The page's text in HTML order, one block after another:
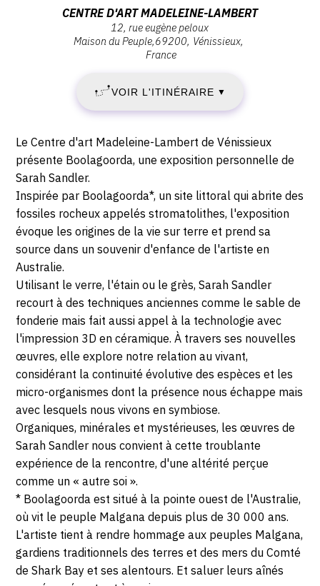
16
SEPTEMBRE
2021
-
SAMEDI
NOVEMBRE
2021
Vendredi
septembre
Adresse
rue
Eugène
Peloux,
69200
Vénissieux
CENTRE D'ART MADELEINE-LAMBERT
12, rue eugène peloux
Maison du Peuple 69200 Vénissieux
France
VOIR L'ITINÉRAIRE ▼
Description,
horaires...
Le Centre d'art Madeleine-Lambert de Vénissieux
présente Boolagoorda, une exposition personnelle de
Sarah Sandler.
Inspirée par Boolagoorda*, un site littoral qui abrite des
fossiles rocheux appelés stromatolithes, l'exposition
évoque les origines de la vie sur terre et prend sa
source dans un souvenir d'enfance de l'artiste en
Australie.
Utilisant le verre, l'étain ou le grès, Sarah Sandler
recourt à des techniques anciennes comme le sable de
fonderie mais fait aussi appel à la technologie avec
l'impression 3D en céramique. À travers ses nouvelles
œuvres, elle explore notre relation au vivant,
considérant la continuité évolutive des espèces et les
micro-organismes dont la présence nous échappe mais
avec lesquels nous vivons en symbiose.
Organiques, minérales et mystérieuses, les œuvres de
Sarah Sandler nous convient à cette troublante
expérience de la rencontre, d'une altérité perçue
comme un « autre soi ».
* Boolagoorda est situé à la pointe ouest de l'Australie,
où vit le peuple Malgana depuis plus de 30 000 ans.
L'artiste tient à rendre hommage aux peuples Malgana,
gardiens traditionnels des terres et des mers du Comté
de Shark Bay et ses alentours. Et saluer leurs aînés